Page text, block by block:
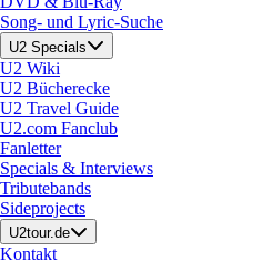
Song- und Lyric-Suche
U2 Specials
U2 Wiki
U2 Bücherecke
U2 Travel Guide
U2.com Fanclub
Fanletter
Specials & Interviews
Tributebands
Sideprojects
U2tour.de
Kontakt